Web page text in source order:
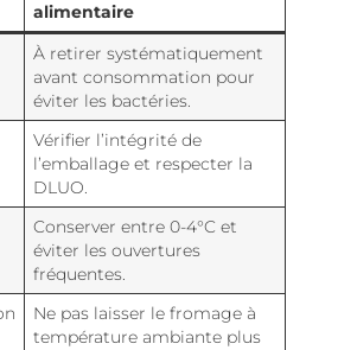
alimentaire
À retirer systématiquement
avant consommation pour
éviter les bactéries.
Vérifier l’intégrité de
l’emballage et respecter la
DLUO.
Conserver entre 0-4°C et
éviter les ouvertures
fréquentes.
Ne pas laisser le fromage à
température ambiante plus